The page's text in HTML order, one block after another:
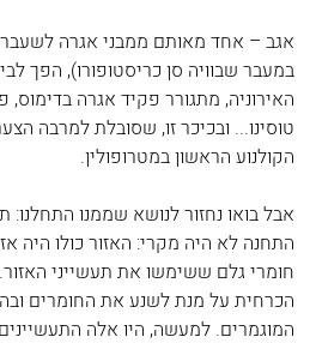
אגב – אחד מאותם ממבני אגרה
במעבר שבוויה סן כריסטופורו), הפך
האירוניה, מתגורר פקיד אגרה בדימוס,
טוסינו... ובכיכר זו, שסובלת למרבה
הקולנוע הראשון במטרופולין.
אבל בואו נחזור לנושא שממנו
התחנה לא היה מקרי: האזור כולו היה
חומרי גלם ששימשו את תעשייני
הכרחית על מנת לשנע את החומרים
המוגמרים. למעשה, היו אלה